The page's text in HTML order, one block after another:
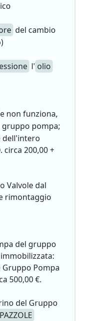
del cambio
l' olio
non funziona,
gruppo pompa;
dell'intero
circa 200,00 +
Valvole dal
rimontaggio
del gruppo
Pompa
500,00 €.
del Gruppo